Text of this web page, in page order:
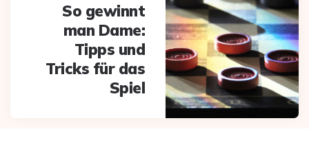
So gewinnt
man Dame:
Tipps und
Tricks für das
Spiel